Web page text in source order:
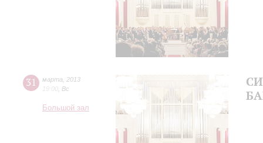
31 марта
2013
19:00 Вс
Большой зал